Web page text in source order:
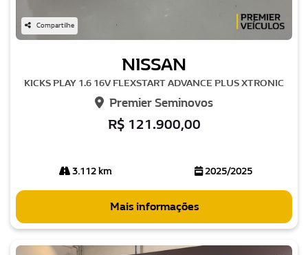
Compartilhe
NISSAN
KICKS PLAY 1.6 16V FLEXSTART ADVANCE PLUS XTRONIC
Premier Seminovos
R$ 121.900,00
3.112 km 2025/2025
Mais informações